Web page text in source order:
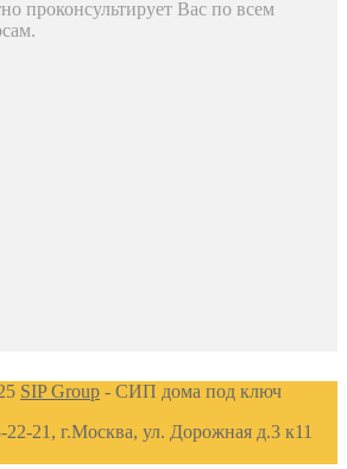
проконсультирует Вас по всем
SIP Group - СИП дома под ключ
21, г.Москва, ул. Дорожная д.3 к11